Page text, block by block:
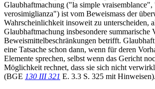
Glaubhaftmachung ("la simple vraisemblance",
verosimiglianza") ist vom Beweismass der
Wahrscheinlichkeit insoweit zu unterscheiden,
Glaubhaftmachung insbesondere summarische
Beweismittelbeschränkungen betrifft.
eine Tatsache schon dann, wenn für deren
Elemente sprechen, selbst wenn das Gericht
Möglichkeit rechnet, dass sie sich nicht
(BGE 130 III 321 E. 3.3 S. 325 mit Hinweisen).